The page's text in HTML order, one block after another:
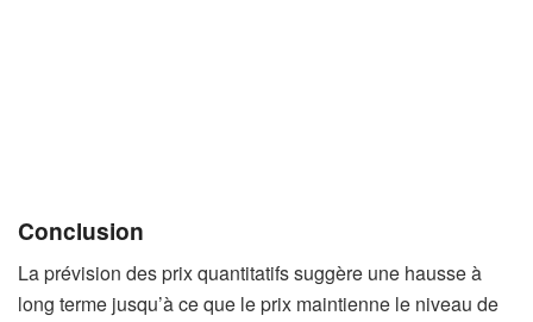
Conclusion
La prévision des prix quantitatifs suggère une hausse à
long terme jusqu’à ce que le prix maintienne le niveau de